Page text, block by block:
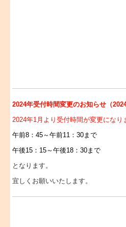
2024年受付時間変更のお知らせ（
2024年1月より受付時間が変更になり
午前8：45～午前11：30まで
午後15：15～午後18：30まで
となります。
宜しくお願いいたします。